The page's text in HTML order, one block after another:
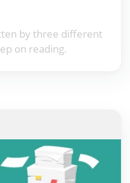
by three different
on reading.